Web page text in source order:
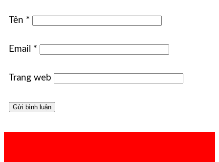
Tên *
Email *
Trang web